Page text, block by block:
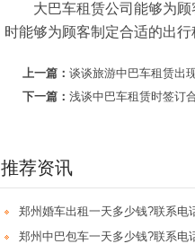
大巴车租赁公司能够为顾
时能够为顾客制定合适的出
上一篇： 谈谈旅游中巴车租赁出
下一篇： 浅谈中巴车租赁时签订
推荐资讯
郑州婚车出租一天多少钱?联系电
郑州中巴包车一天多少钱?联系电